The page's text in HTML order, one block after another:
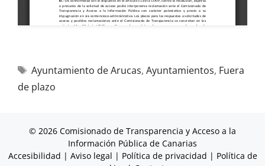
Ayuntamiento de Arucas, Ayuntamientos, Fuera
de plazo
© 2026 Comisionado de Transparencia y Acceso a la
Información Pública de Canarias
Accesibilidad | Aviso legal | Política de privacidad | Política de